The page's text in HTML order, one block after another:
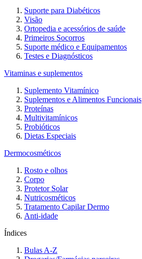
Suporte para Diabéticos
Visão
Ortopedia e acessórios de saúde
Primeiros Socorros
Suporte médico e Equipamentos
Testes e Diagnósticos
Vitaminas e suplementos
Suplemento Vitamínico
Suplementos e Alimentos Funcionais
Proteínas
Multivitamínicos
Probióticos
Dietas Especiais
Dermocosméticos
Rosto e olhos
Corpo
Protetor Solar
Nutricosméticos
Tratamento Capilar Dermo
Anti-idade
Índices
Bulas A-Z